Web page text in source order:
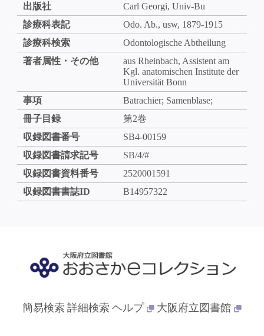
出版社
Carl Georgi, Univ-Bu
診療科表記
Odo. Ab., usw, 1879-1915
診療科検索
Odontologische Abtheilung
著者属性・その他
aus Rheinbach, Assistent am
Kgl. anatomischen Institute der
Universität Bonn
事項
Batrachier; Samenblase;
冊子目録
第2巻
収録図書番号
SB4-00159
収録図書請求記号
SB/4/#
収録図書資料番号
2520001591
収録図書書誌ID
B14957322
簡易検索 詳細検索 ヘルプ 大阪府立図書館